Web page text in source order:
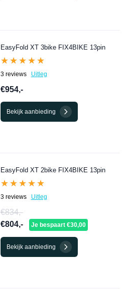
EasyFold XT 3bike FIX4BIKE 13pin
★★★★★
★★★★★
3 reviews Uitleg
€954,-
Bekijk aanbieding
EasyFold XT 2bike FIX4BIKE 13pin
★★★★★
★★★★★
3 reviews Uitleg
€834,-
€804,-
Je bespaart €30,00
Bekijk aanbieding